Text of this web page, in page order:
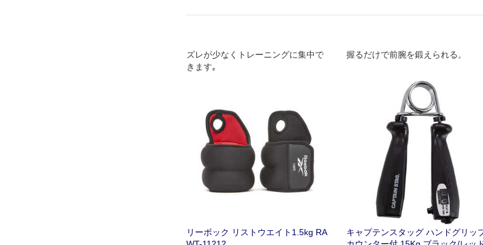
ズレが少なくトレーニングに集中で
きます｡
リーボック リストウエイト1.5kg RA
握るだけで前腕を鍛えられる。
キャプテンスタッグ ハンドグリッ